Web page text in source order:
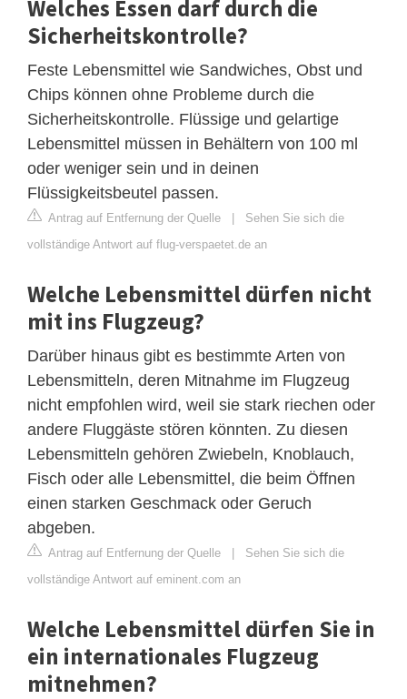
Welches Essen darf durch die
Sicherheitskontrolle?
Feste Lebensmittel wie Sandwiches, Obst und
Chips können ohne Probleme durch die
Sicherheitskontrolle. Flüssige und gelartige
Lebensmittel müssen in Behältern von 100 ml
oder weniger sein und in deinen
Flüssigkeitsbeutel passen.
Antrag auf Entfernung der Quelle | Sehen Sie sich die
vollständige Antwort auf flug-verspaetet.de an
Welche Lebensmittel dürfen nicht
mit ins Flugzeug?
Darüber hinaus gibt es bestimmte Arten von
Lebensmitteln, deren Mitnahme im Flugzeug
nicht empfohlen wird, weil sie stark riechen oder
andere Fluggäste stören könnten. Zu diesen
Lebensmitteln gehören Zwiebeln, Knoblauch,
Fisch oder alle Lebensmittel, die beim Öffnen
einen starken Geschmack oder Geruch
abgeben.
Antrag auf Entfernung der Quelle | Sehen Sie sich die
vollständige Antwort auf eminent.com an
Welche Lebensmittel dürfen Sie in
ein internationales Flugzeug
mitnehmen?